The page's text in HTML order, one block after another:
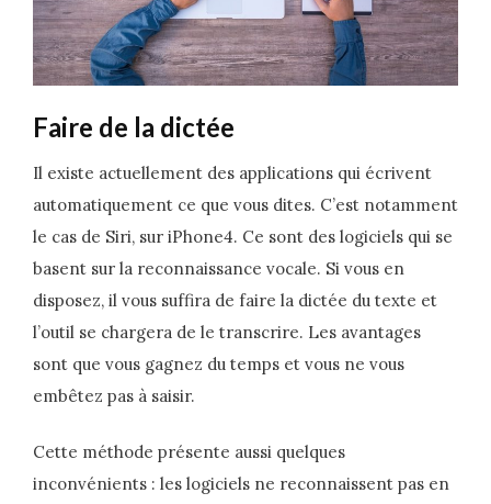
Faire de la dictée
Il existe actuellement des applications qui écrivent
automatiquement ce que vous dites. C’est notamment
le cas de Siri, sur iPhone4. Ce sont des logiciels qui se
basent sur la reconnaissance vocale. Si vous en
disposez, il vous suffira de faire la dictée du texte et
l’outil se chargera de le transcrire. Les avantages
sont que vous gagnez du temps et vous ne vous
embêtez pas à saisir.
Cette méthode présente aussi quelques
inconvénients : les logiciels ne reconnaissent pas en